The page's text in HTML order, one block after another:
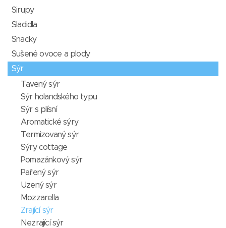
Sirupy
Sladidla
Snacky
Sušené ovoce a plody
Sýr
Tavený sýr
Sýr holandského typu
Sýr s plísní
Aromatické sýry
Termizovaný sýr
Sýry cottage
Pomazánkový sýr
Pařený sýr
Uzený sýr
Mozzarella
Zrající sýr
Nezrající sýr